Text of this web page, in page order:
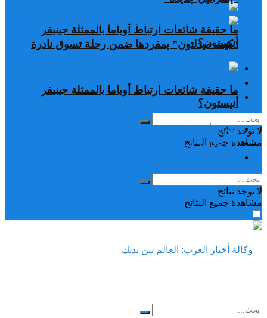
ما حقيقة شائعات ارتباط أوباما بالممثلة جينيفر
أنيستون؟
تغريدات
دراسات وبحوث
رياضة
لا توجد نتائج
مشاهدة جميع النتائح
“كيت ميدلتون” بمفردها ضمن رحلة تسوق نادرة
ما حقيقة شائعات ارتباط أوباما بالممثلة جينيفر
أنيستون؟
تغريدات
دراسات وبحوث
لا توجد نتائج
مشاهدة جميع النتائح